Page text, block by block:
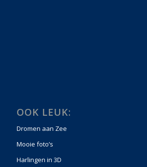
OOK LEUK:
Dromen aan Zee
Mooie foto’s
Harlingen in 3D